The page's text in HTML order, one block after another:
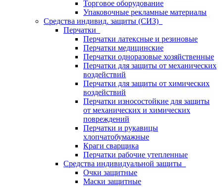
Торговое оборудование
Упаковочные рекламные материалы
Средства индивид. защиты (СИЗ)
Перчатки
Перчатки латексные и резиновые
Перчатки медицинские
Перчатки одноразовые хозяйственные
Перчатки для защиты от механических
воздействий
Перчатки для защиты от химических
воздействий
Перчатки износостойкие для защиты
от механических и химических
повреждений
Перчатки и рукавицы
хлопчатобумажные
Краги сварщика
Перчатки рабочие утепленные
Средства индивидуальной защиты
Очки защитные
Маски защитные